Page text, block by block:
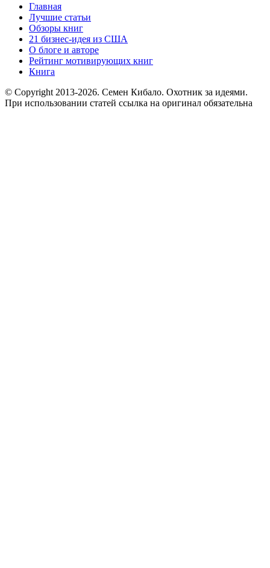
Главная
Лучшие статьи
Обзоры книг
21 бизнес-идея из США
О блоге и авторе
Рейтинг мотивирующих книг
Книга
© Copyright 2013-2026. Семен Кибало. Охотник за идеями.
При использовании статей ссылка на оригинал обязательна